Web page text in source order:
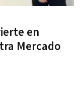
en
Mercado